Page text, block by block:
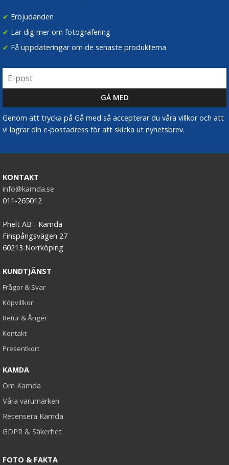
✔ Erbjudanden
✔ Lär dig mer om fotografering
✔ Få uppdateringar om de senaste produkterna
Genom att trycka på Gå med så accepterar du våra villkor och att
vi lagrar din e-postadress för att skicka ut nyhetsbrev.
KONTAKT
info@kamda.se
011-265012
Phelt AB - Kamda
Finspångsvägen 27
60213 Norrköping
KUNDTJÄNST
Frågor & Svar
Köpvillkor
Retur & Ånger
Kontakt
Presentkort
KAMDA
Om Kamda
Våra varumärken
Recensera Kamda
GDPR & Säkerhet
FOTO & FAKTA